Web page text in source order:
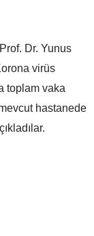
Dr. Yunus
virüs
toplam vaka
hastanede